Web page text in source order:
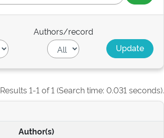
Authors/record
Results 1-1 of 1 (Search time: 0.031 seconds).
Author(s)